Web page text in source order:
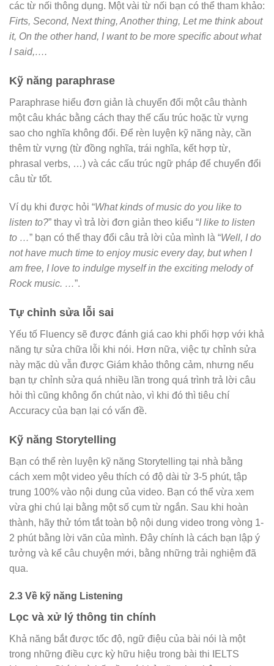
các từ nối thông dụng. Một vài từ nối bạn có thể tham khảo:
Firts, Second, Next thing, Another thing, Let me think about
it, On the other hand, I want to be more specific about what
I said,….
Kỹ năng paraphrase
Paraphrase hiểu đơn giản là chuyển đổi một câu thành
một câu khác bằng cách thay thế cấu trúc hoặc từ vựng
sao cho nghĩa không đổi. Để rèn luyện kỹ năng này, cần
thêm từ vựng (từ đồng nghĩa, trái nghĩa, kết hợp từ,
phrasal verbs, …) và các cấu trúc ngữ pháp để chuyển đổi
câu từ tốt.
Ví dụ khi được hỏi “What kinds of music do you like to
listen to?” thay vì trả lời đơn giản theo kiểu “I like to listen
to …” bạn có thể thay đổi câu trả lời của mình là “Well, I do
not have much time to enjoy music every day, but when I
am free, I love to indulge myself in the exciting melody of
Rock music. …”.
Tự chỉnh sửa lỗi sai
Yếu tố Fluency sẽ được đánh giá cao khi phối hợp với khả
năng tự sửa chữa lỗi khi nói. Hơn nữa, việc tự chỉnh sửa
này mặc dù vẫn được Giám khảo thông cảm, nhưng nếu
bạn tự chỉnh sửa quá nhiều lần trong quá trình trả lời câu
hỏi thì cũng không ổn chút nào, vì khi đó thì tiêu chí
Accuracy của bạn lại có vấn đề.
Kỹ năng Storytelling
Bạn có thể rèn luyện kỹ năng Storytelling tại nhà bằng
cách xem một video yêu thích có độ dài từ 3-5 phút, tập
trung 100% vào nội dung của video. Bạn có thể vừa xem
vừa ghi chú lại bằng một số cụm từ ngắn. Sau khi hoàn
thành, hãy thử tóm tắt toàn bộ nội dung video trong vòng 1-
2 phút bằng lời văn của mình. Đây chính là cách bạn lập ý
tưởng và kể câu chuyện mới, bằng những trải nghiệm đã
qua.
2.3 Về kỹ năng Listening
Lọc và xử lý thông tin chính
Khả năng bắt được tốc độ, ngữ điệu của bài nói là một
trong những điều cực kỳ hữu hiệu trong bài thi IELTS